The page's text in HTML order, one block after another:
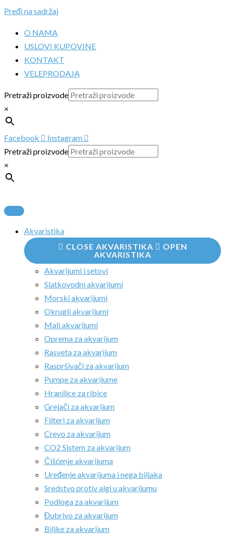
Pređi na sadržaj
O NAMA
USLOVI KUPOVINE
KONTAKT
VELEPRODAJA
Pretraži proizvode
×
Facebook
Instagram
Pretraži proizvode
×
Akvaristika
CLOSE AKVARISTIKA
OPEN
AKVARISTIKA
Akvarijumi i setovi
Slatkovodni akvarijumi
Morski akvarijumi
Okrugli akvarijumi
Mali akvarijumi
Oprema za akvarijum
Rasveta za akvarijum
Raspršivači za akvarijum
Pumpe za akvarijume
Hranilice za ribice
Grejači za akvarijum
Filteri za akvarijum
Crevo za akvarijum
CO2 Sistem za akvarijum
Čišćenje akvarijuma
Uređenje akvarijuma i nega biljaka
Sredstvo protiv algi u akvarijumu
Podloga za akvarijum
Đubrivo za akvarijum
Biljke za akvarijum